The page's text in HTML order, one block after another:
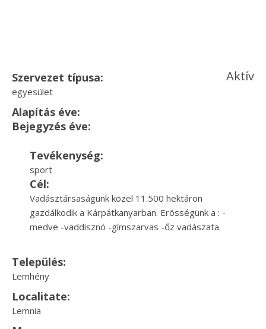
Szervezet típusa:
egyesület
Aktív
Alapítás éve:
Bejegyzés éve:
Tevékenység:
sport
Cél:
Vadásztársaságunk közel 11.500 hektáron
gazdálkodik a Kárpátkanyarban. Erösségünk a : -
medve -vaddisznó -gímszarvas -őz vadászata.
Település:
Lemhény
Localitate:
Lemnia